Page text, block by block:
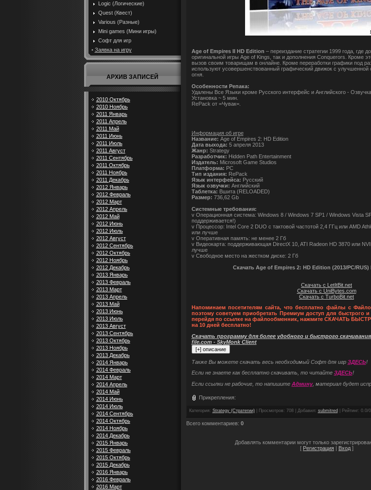
Logic (Логические)
Quest (Квест)
Various (Разные)
Mini games (Мини игры)
Софт для игр
• Заявка на игру
АРХИВ ЗАПИСЕЙ
2010 Октябрь
2010 Ноябрь
2011 Январь
2011 Апрель
2011 Май
2011 Июнь
2011 Июль
2011 Август
2011 Сентябрь
2011 Октябрь
2011 Ноябрь
2011 Декабрь
2012 Январь
2012 Февраль
2012 Март
2012 Апрель
2012 Май
2012 Июнь
2012 Июль
2012 Август
2012 Сентябрь
2012 Октябрь
2012 Ноябрь
2012 Декабрь
2013 Январь
2013 Февраль
2013 Март
2013 Апрель
2013 Май
2013 Июнь
2013 Июль
2013 Август
2013 Сентябрь
2013 Октябрь
2013 Ноябрь
2013 Декабрь
2014 Январь
2014 Февраль
2014 Март
2014 Апрель
2014 Май
2014 Июнь
2014 Июль
2014 Сентябрь
2014 Октябрь
2014 Ноябрь
2014 Декабрь
2015 Январь
2015 Февраль
2015 Октябрь
2015 Декабрь
2016 Январь
2016 Февраль
2016 Март
Age of Empires II HD Edition – переиздание стратегии 1999 года, где
оригинальной игры Age of Kings, так и дополнения Conquerors. Кроме
вызов своим товарищам в онлайне. Кроме переработки графики под
используют усовершенствованный графический движок с улучшенной
огня.
Особенности Репака:
Удалены Все Языки кроме Русского интерфейс и Английского -
Установка ~ 5 мин.
RePack от =Чувак=.
Информация об игре
Название: Age of Empires 2: HD Edition
Дата выхода: 5 апреля 2013
Жанр: Strategy
Разработчик: Hidden Path Entertainment
Издатель: Microsoft Game Studios
Платформа: PC
Тип издания: RePack
Язык интерфейса: Русский
Язык озвучки: Английский
Таблетка: Вшита (RELOADED)
Размер: 736,62 Gb
Системные требования:
v Операционная система: Windows 8 / Windows 7 SP1 / Windows Vista
поддерживается!)
v Процессор: Intel Core 2 DUO с тактовой частотой 2,4 ГГц или AMD
или лучше
v Оперативная память: не менее 2 Гб
v Видеокарта: поддерживающая DirectX 10, ATI Radeon HD 3870 или
лучше
v Свободное место на жестком диске: 2 Гб
Скачать Age of Empires 2: HD Edition (2013/PC/RUS)
Скачать с LetItBit.net
Скачать с UniBytes.com
Скачать с TurboBit.net
Напоминаем посетителям сайта, что бесплатно файлы с
поэтому советуем приобретать Премиум доступ для быстрого
перейдя по ссылке на файлообменник, нажмите СКАЧАТЬ
на 10 дней бесплатно!
Скачать программу для более удобного и быстрого
file.com - SkyMonk Client
Также Вы можете скачать весь необходимый Софт для игр ЗДЕСЬ!
Если не знаете как бесплатно скачивать, то читайте ЗДЕСЬ!
Если ссылки не рабочие, то напишите Админу, материал будет
Прикрепления:
Категория : Strategy (Стратегии)| Просмотров: 708 | Добавил: submitred Рейтинг: 0.0/0
Всего комментариев: 0
Добавлять комментарии могут только
[ Регистрация | Вход ]